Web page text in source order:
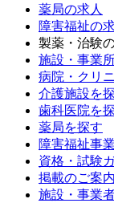
薬局の求人
障害福祉の
製薬・治験
施設・事業
病院・クリ
介護施設を
歯科医院を
薬局を探す
障害福祉事
資格・試験
掲載のご案
施設・事業